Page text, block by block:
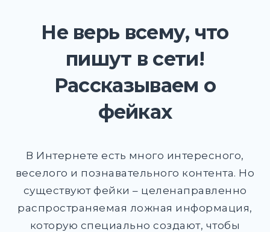
EXPAND
Не верь всему, что
пишут в сети!
Рассказываем о
фейках
В Интернете есть много интересного,
веселого и познавательного контента. Но
существуют фейки – целенаправленно
распространяемая ложная информация,
которую специально создают, чтобы